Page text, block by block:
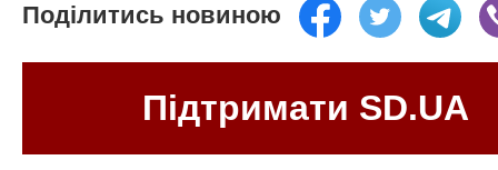
Поділитись новиною
Підтримати SD.UA